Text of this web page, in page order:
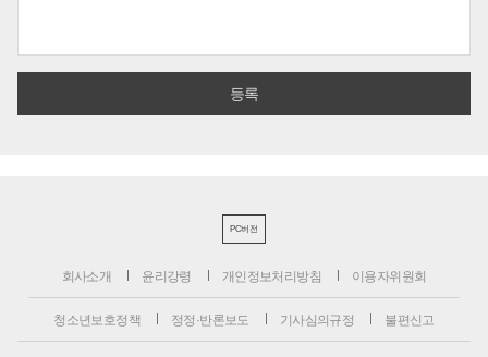
PC버전
회사소개 윤리강령 개인정보처리방침 이용자위원회
청소년보호정책 정정·반론보도 기사심의규정 불편신고